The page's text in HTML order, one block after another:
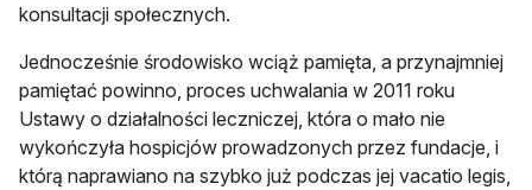
konsultacji społecznych.
Jednocześnie środowisko wciąż pamięta, a przynajmniej
pamiętać powinno, proces uchwalania w 2011 roku
Ustawy o działalności leczniczej, która o mało nie
wykończyła hospicjów prowadzonych przez fundacje, i
którą naprawiano na szybko już podczas jej vacatio legis,